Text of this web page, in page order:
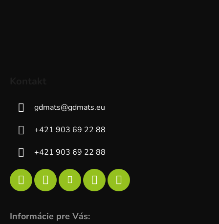
gdmats@gdmats.eu
+421 903 69 22 88
+421 903 69 22 88
Informácie pre Vás: